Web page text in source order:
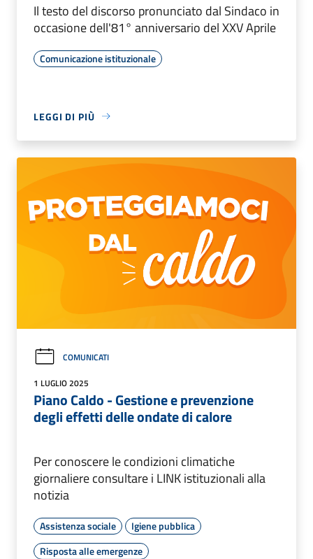
Il testo del discorso pronunciato dal Sindaco in
occasione dell'81° anniversario del XXV Aprile
Comunicazione istituzionale
LEGGI DI PIÙ
COMUNICATI
1 LUGLIO 2025
Piano Caldo - Gestione e prevenzione
degli effetti delle ondate di calore
Per conoscere le condizioni climatiche
giornaliere consultare i LINK istituzionali alla
notizia
Assistenza sociale
Igiene pubblica
Risposta alle emergenze